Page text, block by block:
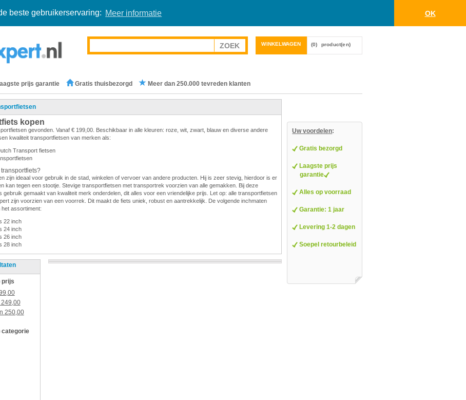
beste gebruikerservaring: Meer informatie OK
WINKELWAGEN (0) product(en)
prijs garantie Gratis thuisbezorgd Meer dan 250.000 tevreden klanten
kopen
gevonden. Vanaf € 199,00. Beschikbaar in alle kleuren: roze, wit, zwart, blauw en diverse andere
kwaliteit transportfietsen van merken als:
Transport fietsen
zijn ideaal voor gebruik in de stad, winkelen of vervoer van andere producten. Hij is zeer stevig, hierdoor is er
kan tegen een stootje. Stevige transportfietsen met transportrek voorzien van alle gemakken. Bij deze
gebruik gemaakt van kwaliteit merk onderdelen, dit alles voor een vriendelijke prijs. Let op: alle transportfietsen
zijn voorzien van een voorrek. Dit maakt de fiets uniek, robust en aantrekkelijk. De volgende inchmaten
assortiment:
22 inch
24 inch
26 inch
28 inch
prijs
249,00
250,00
categorie
Uw voordelen:
Gratis bezorgd
Laagste prijs
garantie
Alles op voorraad
Garantie: 1 jaar
Levering 1-2 dagen
Soepel retourbeleid